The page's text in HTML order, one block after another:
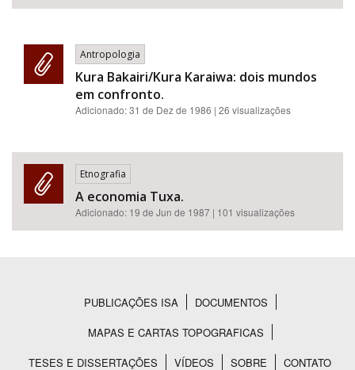
Antropologia
Kura Bakairi/Kura Karaiwa: dois mundos
em confronto.
Adicionado:31 de Dez de 1986 | 26 visualizações
Etnografia
A economia Tuxa.
Adicionado: 19 de Jun de 1987 | 101 visualizações
Rodapé
PUBLICAÇÕES ISA
DOCUMENTOS
MAPAS E CARTAS TOPOGRAFICAS
TESES E DISSERTAÇÕES
VÍDEOS SOBRE CONTATO